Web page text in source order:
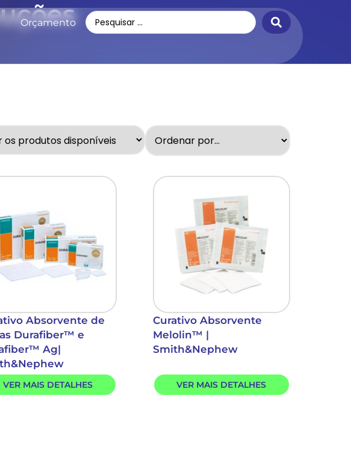
Orçamento
Absorvente de
Durafiber™ e
Ag|
VER MAIS DETALHES
Curativo Absorvente
Melolin™ |
Smith&Nephew
VER MAIS DETALHES